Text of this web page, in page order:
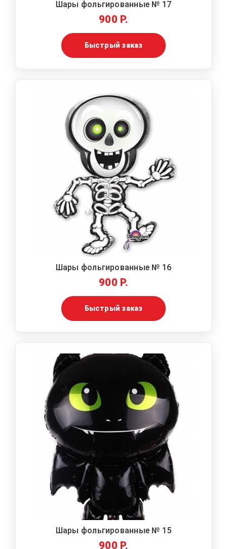
Шары фольгированные № 17
900 Р.
Быстрый заказ
Шары фольгированные № 16
900 Р.
Быстрый заказ
Шары фольгированные № 15
900 Р.